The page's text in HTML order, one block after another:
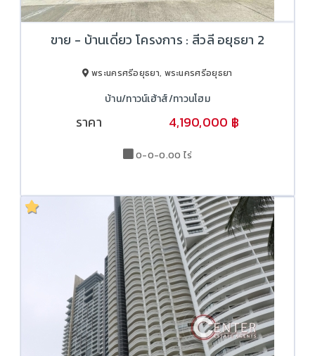
ขาย - บ้านเดี่ยว โครงการ : สีวลี อยุธยา 2
พระนครศรีอยุธยา, พระนครศรีอยุธยา
บ้าน/ทาวน์เฮ้าส์/ทาวนโฮม
ราคา 4,190,000 ฿
0-0-0.00 ไร่